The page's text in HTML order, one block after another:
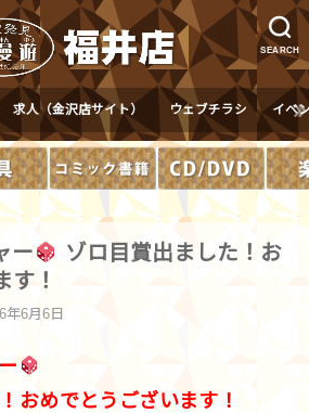
SEARCH
求人（金沢店サイト） ウェブチラシ イベ
ー
ゾロ目賞出ました！お
す！
年6月6日
おめでとうございます！